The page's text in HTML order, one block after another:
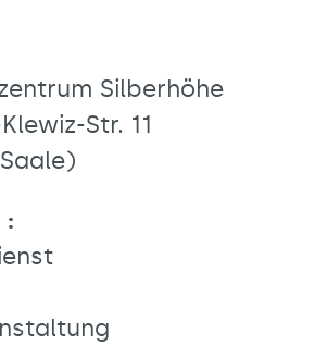
Silberhöhe
Str. 11
: